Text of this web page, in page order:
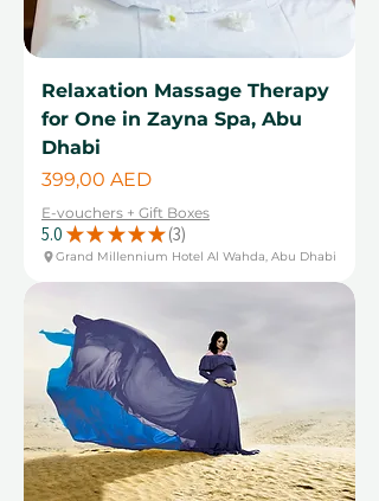
Relaxation Massage Therapy
for One in Zayna Spa, Abu
Dhabi
Cena
399,00 AED
E-vouchers + Gift Boxes
5.0 ★ ★ ★ ★ ★ 3
3
Grand Millennium Hotel Al Wahda, Abu Dhabi